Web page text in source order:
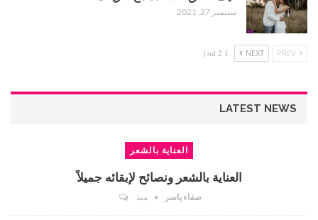
سبتمبر 27, 2021
NEXT
1 od 2 |
LATEST NEWS
العناية بالشعر
العناية بالشعر ونصائح لإبقائه جميلاً
صفاء ياسر منذ